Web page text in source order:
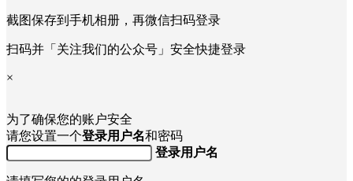
截图保存到手机相册，再微信扫码登录
扫码并「关注我们的公众号」安全快捷登录
×
为了确保您的账户安全
请您设置一个登录用户名和密码
登录用户名